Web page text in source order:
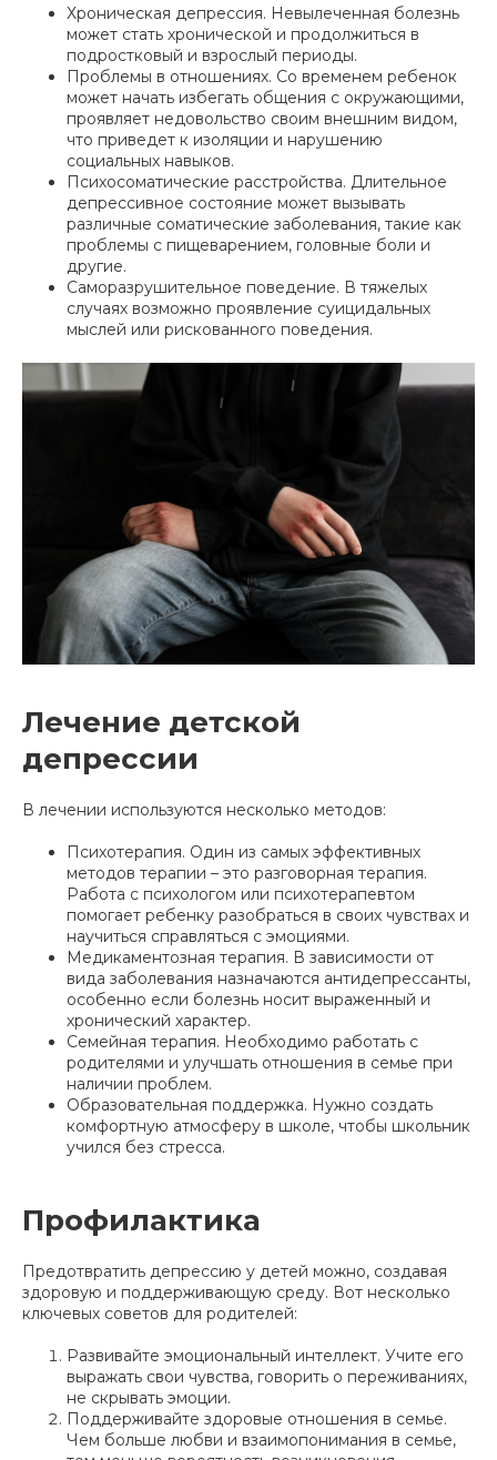
Хроническая депрессия. Невылеченная болезнь
может стать хронической и продолжиться в
подростковый и взрослый периоды.
Проблемы в отношениях. Со временем ребенок
может начать избегать общения с окружающими,
проявляет недовольство своим внешним видом,
что приведет к изоляции и нарушению
социальных навыков.
Психосоматические расстройства. Длительное
депрессивное состояние может вызывать
различные соматические заболевания, такие как
проблемы с пищеварением, головные боли и
другие.
Саморазрушительное поведение. В тяжелых
случаях возможно проявление суицидальных
мыслей или рискованного поведения.
Лечение детской
депрессии
В лечении используются несколько методов:
Психотерапия. Один из самых эффективных
методов терапии – это разговорная терапия.
Работа с психологом или психотерапевтом
помогает ребенку разобраться в своих чувствах и
научиться справляться с эмоциями.
Медикаментозная терапия. В зависимости от
вида заболевания назначаются антидепрессанты,
особенно если болезнь носит выраженный и
хронический характер.
Семейная терапия. Необходимо работать с
родителями и улучшать отношения в семье при
наличии проблем.
Образовательная поддержка. Нужно создать
комфортную атмосферу в школе, чтобы школьник
учился без стресса.
Профилактика
Предотвратить депрессию у детей можно, создавая
здоровую и поддерживающую среду. Вот несколько
ключевых советов для родителей:
Развивайте эмоциональный интеллект. Учите его
выражать свои чувства, говорить о переживаниях,
не скрывать эмоции.
Поддерживайте здоровые отношения в семье.
Чем больше любви и взаимопонимания в семье,